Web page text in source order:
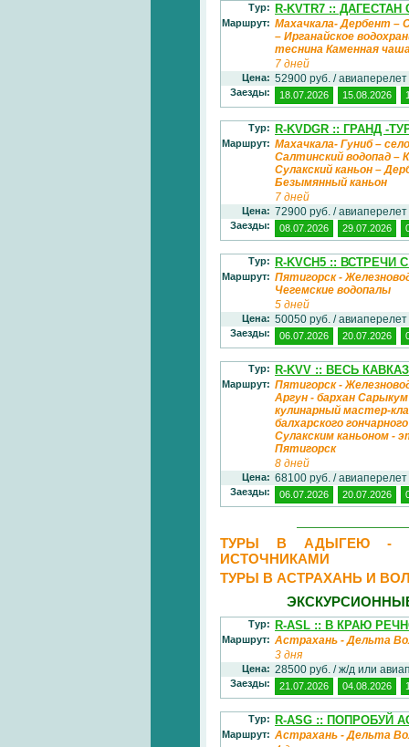
Тур: R-KVTR7 ::
Маршрут: Махачкала- Дербент –
– Ирганайское
теснина Каменная
7 дней
Цена: 52900 руб. /
Заезды: 18.07.2026 15.08.2026
Тур: R-KVDGR :: ГРАНД -
Маршрут: Махачкала- Гуниб –
Салтинский водопад –
Сулакский каньон –
Безымянный каньон
7 дней
Цена: 72900 руб. /
Заезды: 08.07.2026 29.07.2026
Тур: R-KVCH5 :: ВСТРЕЧИ
Маршрут: Пятигорск -
Чегемские водопалы
5 дней
Цена: 50050 руб. /
Заезды: 06.07.2026 20.07.2026
Тур: R-KVV :: ВЕСЬ
Маршрут: Пятигорск -
Аргун - бархан
кулинарный мастер-
балхарского
Сулакским каньоном -
Пятигорск
8 дней
Цена: 68100 руб. /
Заезды: 06.07.2026 20.07.2026
ТУРЫ В АДЫГЕЮ -
ИСТОЧНИКАМИ
ТУРЫ В АСТРАХАНЬ И
Тур: R-ASL :: В КРАЮ
Маршрут: Астрахань - Дельта
3 дня
Цена: 28500 руб. / ж/д или
Заезды: 21.07.2026 04.08.2026
Тур: R-ASG :: ПОПРОБУЙ
Маршрут: Астрахань - Дельта